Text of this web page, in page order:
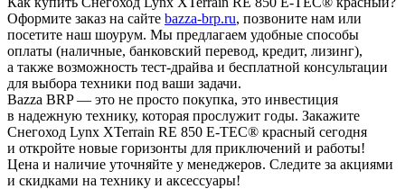
Оформите заказ на сайте bazza-brp.ru, позвоните нам или
посетите наш шоурум. Мы предлагаем удобные способы
оплаты (наличные, банковский перевод, кредит, лизинг),
а также возможность тест-драйва и бесплатной консультации
для выбора техники под ваши задачи.
Bazza BRP — это не просто покупка, это инвестиция
в надежную технику, которая прослужит годы. Закажите
Снегоход Lynx XTerrain RE 850 E-TEC® красный сегодня
и откройте новые горизонты для приключений и работы!
Цена и наличие уточняйте у менеджеров. Следите за акциями
и скидками на технику и аксессуары!